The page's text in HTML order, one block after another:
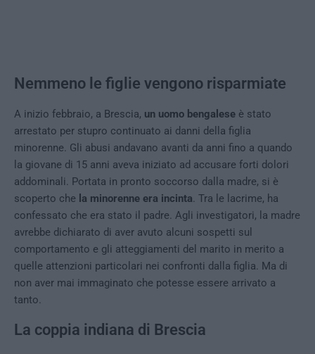
Nemmeno le figlie vengono risparmiate
A inizio febbraio, a Brescia, un uomo bengalese è stato
arrestato per stupro continuato ai danni della figlia
minorenne. Gli abusi andavano avanti da anni fino a quando
la giovane di 15 anni aveva iniziato ad accusare forti dolori
addominali. Portata in pronto soccorso dalla madre, si è
scoperto che la minorenne era incinta. Tra le lacrime, ha
confessato che era stato il padre. Agli investigatori, la madre
avrebbe dichiarato di aver avuto alcuni sospetti sul
comportamento e gli atteggiamenti del marito in merito a
quelle attenzioni particolari nei confronti dalla figlia. Ma di
non aver mai immaginato che potesse essere arrivato a
tanto.
La coppia indiana di Brescia